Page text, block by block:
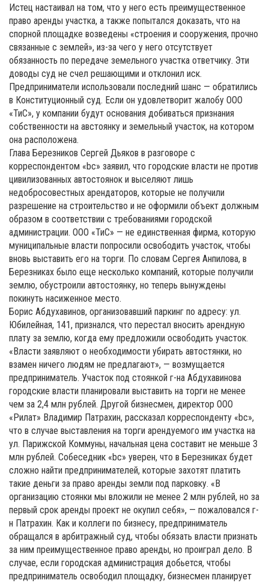
Истец настаивал на том, что у него есть преимущественное
право аренды участка, а также попытался доказать, что на
спорной площадке возведены «строения и сооружения, прочно
связанные с землей», из-за чего у него отсутствует
обязанность по передаче земельного участка ответчику. Эти
доводы суд не счел решающими и отклонил иск.
Предприниматели использовали последний шанс — обратились
в Конституционный суд. Если он удовлетворит жалобу ООО
«ТиС», у компании будут основания добиваться признания
собственности на австоянку и земельный участок, на котором
она расположена.
Глава Березников Сергей Дьяков в разговоре с
корреспондентом «bc» заявил, что городские власти не против
цивилизованных автостоянок и выселяют лишь
недобросовестных арендаторов, которые не получили
разрешение на строительство и не оформили объект должным
образом в соответствии с требованиями городской
администрации. ООО «ТиС» — не единственная фирма, которую
муниципальные власти попросили освободить участок, чтобы
вновь выставить его на торги. По словам Сергея Анпилова, в
Березниках было еще несколько компаний, которые получили
землю, обустроили автостоянку, но теперь вынуждены
покинуть насиженное место.
Борис Абдухавинов, организовавший паркинг по адресу: ул.
Юбилейная, 141, признался, что перестал вносить арендную
плату за землю, когда ему предложили освободить участок.
«Власти заявляют о необходимости убирать автостянки, но
взамен ничего людям не предлагают», — возмущается
предприниматель. Участок под стоянкой г-на Абдухавинова
городские власти планировали выставить на торги не менее
чем за 2,4 млн рублей. Другой бизнесмен, директор ООО
«Рилат» Владимир Патрахин, рассказал корреспонденту «bc»,
что в случае выставления на торги арендуемого им участка на
ул. Парижской Коммуны, начальная цена составит не меньше 3
млн рублей. Собеседник «bc» уверен, что в Березниках будет
сложно найти предпринимателей, которые захотят платить
такие деньги за право аренды земли под парковку. «В
организацию стоянки мы вложили не менее 2 млн рублей, но за
первый срок аренды проект не окупил себя», — пожаловался г-
н Патрахин. Как и коллеги по бизнесу, предприниматель
обращался в арбитражный суд, чтобы обязать власти признать
за ним преимущественное право аренды, но проиграл дело. В
случае, если городская администрация добьется, чтобы
предприниматель освободил площадку, бизнесмен планирует